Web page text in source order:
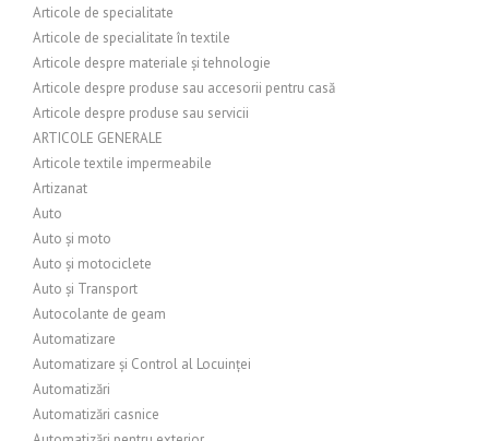
Articole de specialitate
Articole de specialitate în textile
Articole despre materiale și tehnologie
Articole despre produse sau accesorii pentru casă
Articole despre produse sau servicii
ARTICOLE GENERALE
Articole textile impermeabile
Artizanat
Auto
Auto și moto
Auto și motociclete
Auto și Transport
Autocolante de geam
Automatizare
Automatizare și Control al Locuinței
Automatizări
Automatizări casnice